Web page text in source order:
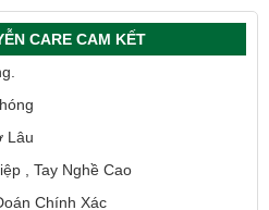
CARE CAM KẾT
Lâu
, Tay Nghề Cao
Chính Xác